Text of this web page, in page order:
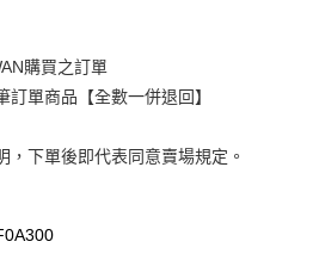
華泰商業銀行
遠東國際商業銀行
星展（台灣）商業銀行
購買之訂單
單商品【全數一併退回】
，下單後即代表同意賣場規定。